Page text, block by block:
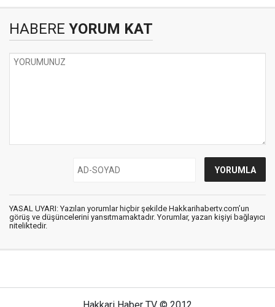
HABERE YORUM KAT
YASAL UYARI: Yazılan yorumlar hiçbir şekilde Hakkarihabertv.com’un
görüş ve düşüncelerini yansıtmamaktadır. Yorumlar, yazan kişiyi bağlayıcı
niteliktedir.
Hakkari Haber TV © 2012